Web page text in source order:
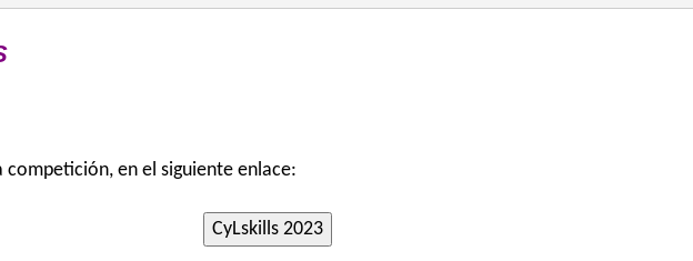
en el siguiente enlace: